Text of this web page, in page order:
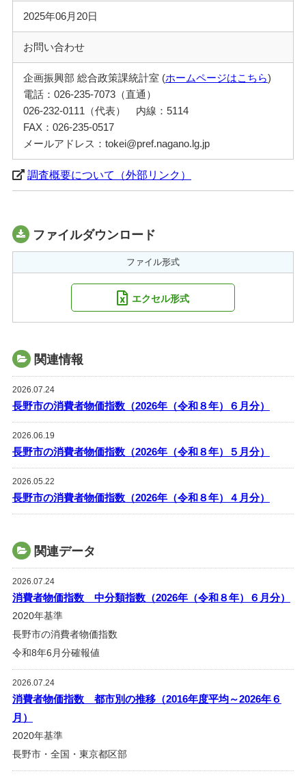
2025年06月20日
お問い合わせ
企画振興部 総合政策課統計室 (ホームページはこちら)
電話：026-235-7073（直通）
026-232-0111（代表） 内線：5114
FAX：026-235-0517
メールアドレス：tokei@pref.nagano.lg.jp
調査概要について（外部リンク）
ファイルダウンロード
ファイル形式
エクセル形式
関連情報
2026.07.24
長野市の消費者物価指数（2026年（令和８年）６月分）
2026.06.19
長野市の消費者物価指数（2026年（令和８年）５月分）
2026.05.22
長野市の消費者物価指数（2026年（令和８年）４月分）
関連データ
2026.07.24
消費者物価指数 中分類指数（2026年（令和８年）６月分）
2020年基準
長野市の消費者物価指数
令和8年6月分確報値
2026.07.24
消費者物価指数 都市別の推移（2016年度平均～2026年６
月）
2020年基準
長野市・全国・東京都区部